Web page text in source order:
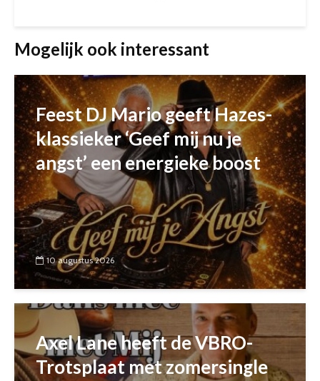
Mogelijk ook interessant
Feest DJ Mario geeft Hazes-
klassieker ‘Geef mij nu je
angst’ een energieke boost
10 augustus 2026
Axel Lane heeft de VBRO-
Trotsplaat met zomersingle